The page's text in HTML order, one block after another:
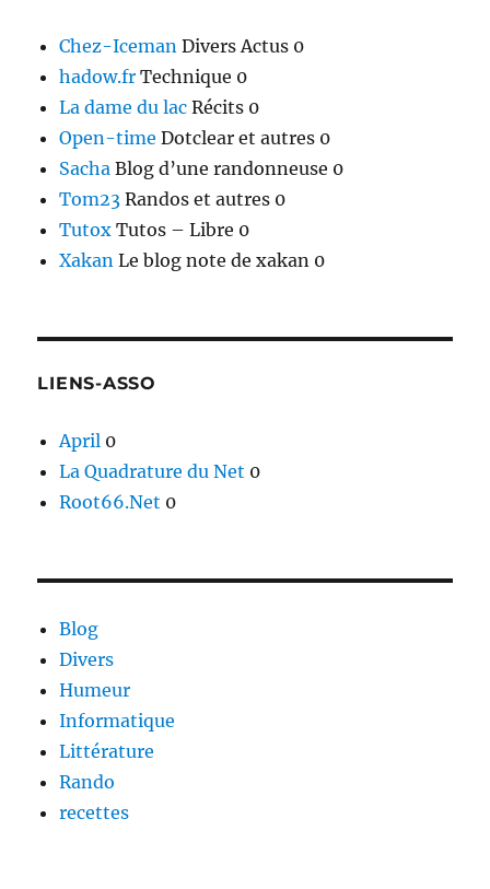
Chez-Iceman Divers Actus 0
hadow.fr Technique 0
La dame du lac Récits 0
Open-time Dotclear et autres 0
Sacha Blog d’une randonneuse 0
Tom23 Randos et autres 0
Tutox Tutos – Libre 0
Xakan Le blog note de xakan 0
LIENS-ASSO
April 0
La Quadrature du Net 0
Root66.Net 0
Blog
Divers
Humeur
Informatique
Littérature
Rando
recettes